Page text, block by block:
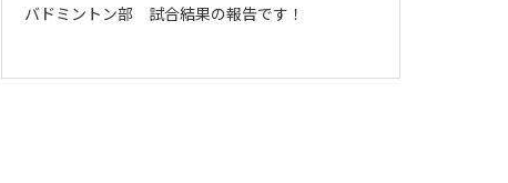
バドミントン部 試合結果の報告です！